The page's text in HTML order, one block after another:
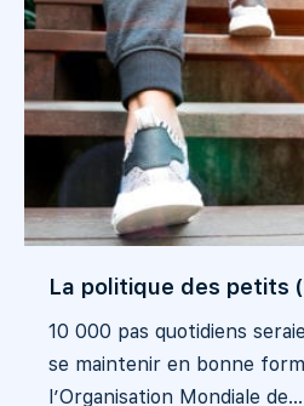
La politique des petits
10 000 pas quotidiens
se maintenir en bonne
l’Organisation Mondiale de...